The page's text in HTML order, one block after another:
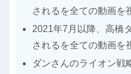
されるを全ての動画を
2021年7月以降、高橋
されるを全ての動画を
ダンさんのライオン戦